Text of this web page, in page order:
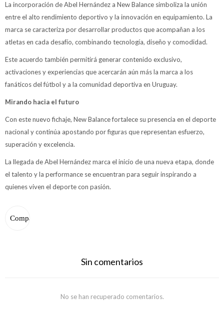
La incorporación de Abel Hernández a New Balance simboliza la unión
entre el alto rendimiento deportivo y la innovación en equipamiento. La
marca se caracteriza por desarrollar productos que acompañan a los
atletas en cada desafío, combinando tecnología, diseño y comodidad.
Este acuerdo también permitirá generar contenido exclusivo,
activaciones y experiencias que acercarán aún más la marca a los
fanáticos del fútbol y a la comunidad deportiva en Uruguay.
Mirando hacia el futuro
Con este nuevo fichaje, New Balance fortalece su presencia en el deporte
nacional y continúa apostando por figuras que representan esfuerzo,
superación y excelencia.
La llegada de Abel Hernández marca el inicio de una nueva etapa, donde
el talento y la performance se encuentran para seguir inspirando a
quienes viven el deporte con pasión.
Sin comentarios
No se han recuperado comentarios.